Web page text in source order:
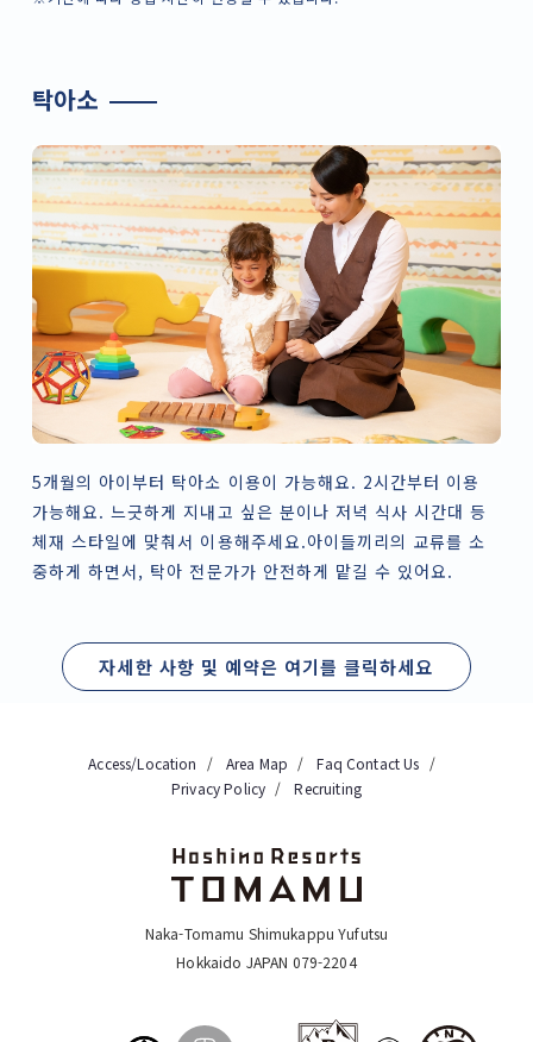
탁아소
5개월의 아이부터 탁아소 이용이 가능해요. 2시간부터 이용
가능해요. 느긋하게 지내고 싶은 분이나 저녁 식사 시간대 등
체재 스타일에 맞춰서 이용해주세요.아이들끼리의 교류를 소
중하게 하면서, 탁아 전문가가 안전하게 맡길 수 있어요.
자세한 사항 및 예약은 여기를 클릭하세요
Access/Location Area Map Faq Contact Us
Privacy Policy
Recruiting
Naka-Tomamu Shimukappu Yufutsu
Hokkaido JAPAN 079-2204